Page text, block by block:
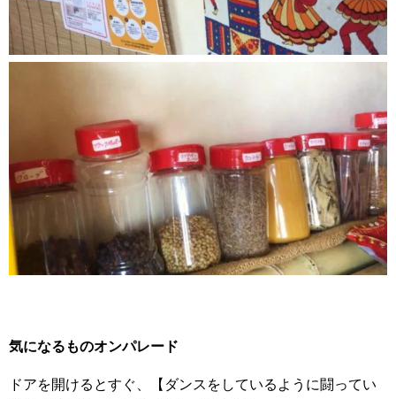
気になるものオンパレード
ドアを開けるとすぐ、【ダンスをしているように闘ってい